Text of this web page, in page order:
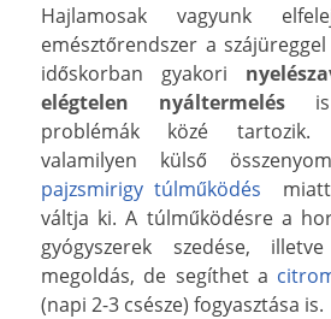
Hajlamosak vagyunk
emésztőrendszer a
időskorban gyakori
elégtelen nyáltermelésis
problémák közé tartozik.
valamilyen külső
pajzsmirigy túlműködés
váltja ki. A túlműködésre a
gyógyszerek szedése,
megoldás, de segíthet a
(napi 2-3 csésze) fogyasztása is.